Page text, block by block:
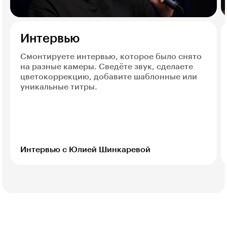
Интервью
Смонтируете интервью, которое было снято
на разные камеры. Сведёте звук, сделаете
цветокоррекцию, добавите шаблонные или
уникальные титры.
Интервью с Юлией Шинкаревой